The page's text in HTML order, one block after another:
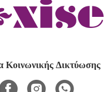
Δικτύωσης